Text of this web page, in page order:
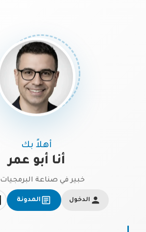
أهلاً بك
أنا أبو عمر
خبير في صناعة البرمجيات
الدخول المدونة